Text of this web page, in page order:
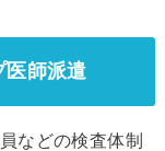
医師派遣
などの検査体制